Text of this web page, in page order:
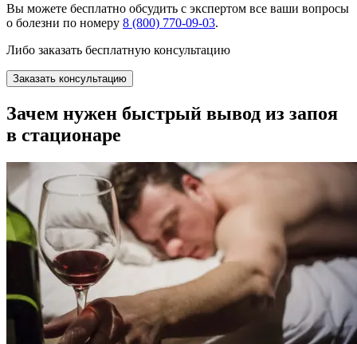
Вы можете бесплатно обсудить с экспертом все ваши вопросы
о болезни по номеру 8 (800) 770-09-03.
Либо заказать бесплатную консультацию
Заказать консультацию
Зачем нужен быстрый вывод из запоя
в стационаре